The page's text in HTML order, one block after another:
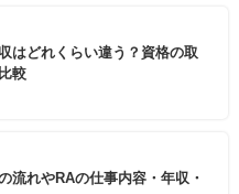
はどれくらい違う？資格の取
較
流れやRAの仕事内容・年収・